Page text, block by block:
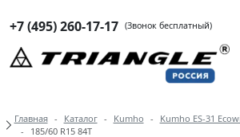
+7 (495) 260-17-17 (Звонок бесплатный)
Навигация по
Главная Каталог Kumho Kumho ES-31
185/60 R15 84T